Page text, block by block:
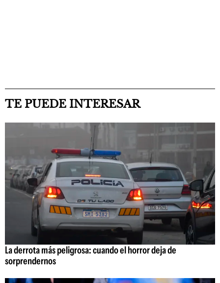
TE PUEDE INTERESAR
La derrota más peligrosa: cuando el horror deja de
sorprendernos